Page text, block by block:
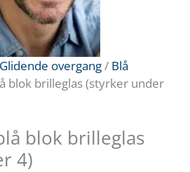
Glidende overgang/ Blå
blok brilleglas (styrker under
blok brilleglas
4)